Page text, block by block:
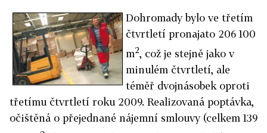
Dohromady bylo ve třetím
čtvrtletí pronajato 206 100
m2, což je stejně jako v
minulém čtvrtletí, ale
téměř dvojnásobek oproti
třetímu čtvrtletí roku 2009. Realizovaná poptávka,
očištěná o přejednané nájemní smlouvy (celkem 139